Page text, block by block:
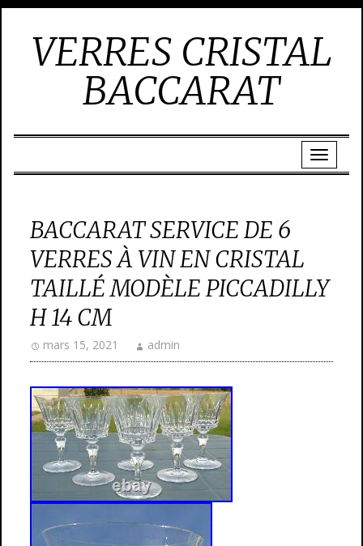
VERRES CRISTAL
BACCARAT
BACCARAT SERVICE DE 6
VERRES À VIN EN CRISTAL
TAILLÉ MODÈLE PICCADILLY
H 14 CM
mars 15, 2021 admin